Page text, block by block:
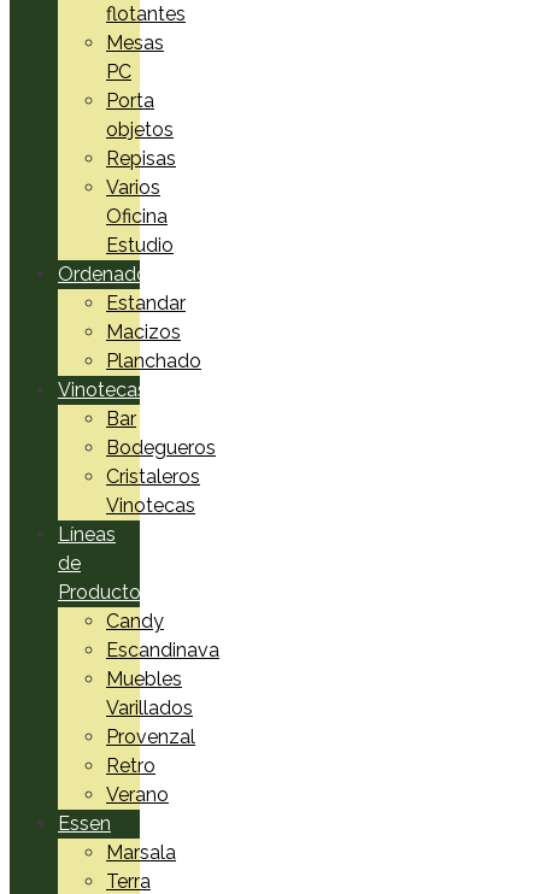
flotantes
Mesas
PC
Porta
objetos
Repisas
Varios
Oficina
Estudio
Ordenadores
Estandar
Macizos
Planchado
Vinotecas
Bar
Bodegueros
Cristaleros
Vinotecas
Líneas
de
Productos
Candy
Escandinava
Muebles
Varillados
Provenzal
Retro
Verano
Essen
Marsala
Terra